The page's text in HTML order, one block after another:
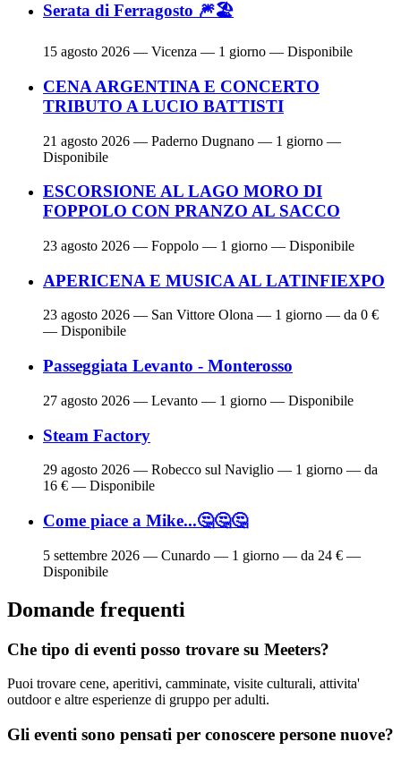
Serata di Ferragosto 🎆🏖
15 agosto 2026 — Vicenza — 1 giorno — Disponibile
CENA ARGENTINA E CONCERTO
TRIBUTO A LUCIO BATTISTI
21 agosto 2026 — Paderno Dugnano — 1 giorno —
Disponibile
ESCORSIONE AL LAGO MORO DI
FOPPOLO CON PRANZO AL SACCO
23 agosto 2026 — Foppolo — 1 giorno — Disponibile
APERICENA E MUSICA AL LATINFIEXPO
23 agosto 2026 — San Vittore Olona — 1 giorno — da 0 €
— Disponibile
Passeggiata Levanto - Monterosso
27 agosto 2026 — Levanto — 1 giorno — Disponibile
Steam Factory
29 agosto 2026 — Robecco sul Naviglio — 1 giorno — da
16 € — Disponibile
Come piace a Mike...🤔🤔🤔
5 settembre 2026 — Cunardo — 1 giorno — da 24 € —
Disponibile
Domande frequenti
Che tipo di eventi posso trovare su Meeters?
Puoi trovare cene, aperitivi, camminate, visite culturali, attivita'
outdoor e altre esperienze di gruppo per adulti.
Gli eventi sono pensati per conoscere persone nuove?